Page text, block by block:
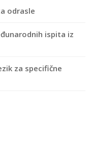
odrasle
ispita iz
za specifične